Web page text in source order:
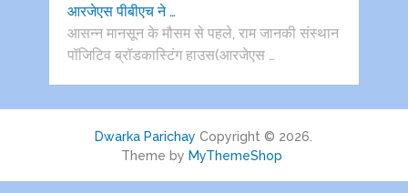
आरजेएस पीबीएच ने …
आसन्न मानसून के मौसम से पहले, राम जानकी संस्थान
पॉजिटिव ब्रॉडकास्टिंग हाउस(आरजेएस …
Dwarka Parichay Copyright © 2026.
Theme by MyThemeShop